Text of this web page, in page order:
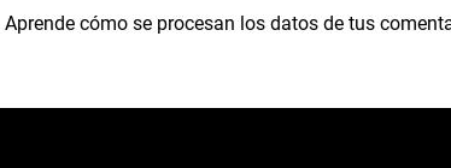
Aprende cómo se procesan los datos de tus